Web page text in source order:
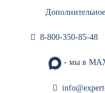
8-800-350-85-48
- мы в